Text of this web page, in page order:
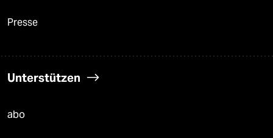
Presse
Unterstützen
abo